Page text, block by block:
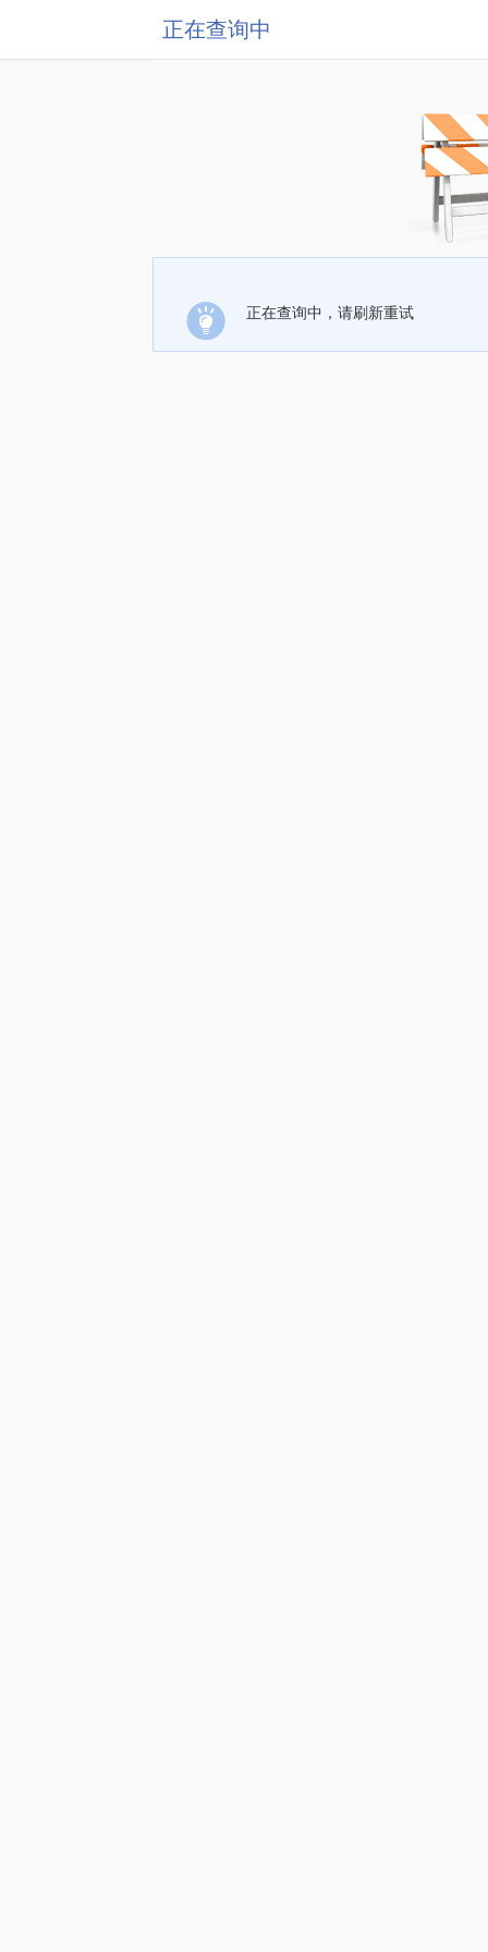
正在查询中
正在查询中，请刷新重试